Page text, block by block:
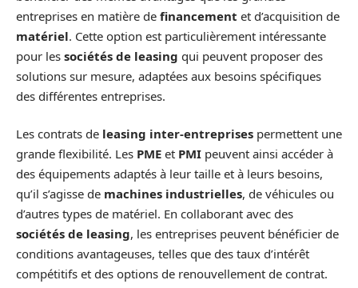
entreprises en matière de financement et d’acquisition de
matériel. Cette option est particulièrement intéressante
pour les sociétés de leasing qui peuvent proposer des
solutions sur mesure, adaptées aux besoins spécifiques
des différentes entreprises.
Les contrats de leasing inter-entreprises permettent une
grande flexibilité. Les PME et PMI peuvent ainsi accéder à
des équipements adaptés à leur taille et à leurs besoins,
qu’il s’agisse de machines industrielles, de véhicules ou
d’autres types de matériel. En collaborant avec des
sociétés de leasing, les entreprises peuvent bénéficier de
conditions avantageuses, telles que des taux d’intérêt
compétitifs et des options de renouvellement de contrat.